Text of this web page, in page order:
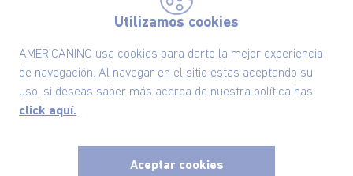
Utilizamos cookies
AMERICANINO usa cookies para darte la mejor experiencia
de navegación. Al navegar en el sitio estas aceptando su
uso, si deseas saber más acerca de nuestra política has
click aquí.
Aceptar cookies